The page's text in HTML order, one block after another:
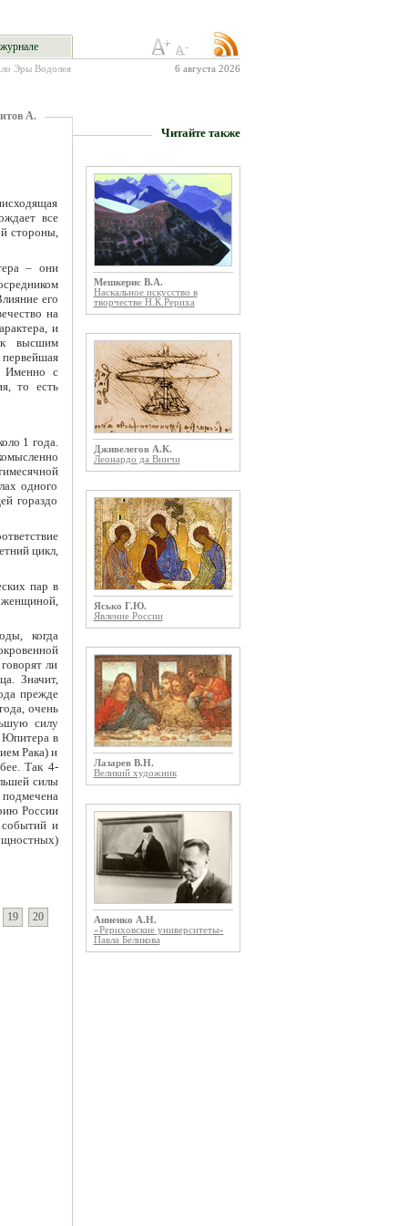
6 августа 2026
Эры Водолея
А.
все
стороны,
– они
его
на
и
высшим
Именно с
то есть
1 года.
одного
гораздо
цикл,
пар в
когда
ли
Значит,
прежде
очень
силу
Юпитера в
Рака) и
Так 4-
силы
России
и
19
20
Читайте также
Мешкерис В.А.
Наскальное искусство в
творчестве Н.К.Рериха
Дживелегов А.К.
Леонардо да Винчи
Ясько Г.Ю.
Явление России
Лазарев В.Н.
Великий художник
Анненко А.Н.
«Рериховские университеты»
Павла Беликова